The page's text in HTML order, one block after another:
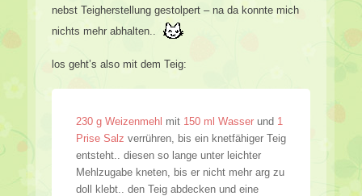
nebst Teigherstellung gestolpert – na da konnte mich
nichts mehr abhalten..
los geht’s also mit dem Teig:
230 g Weizenmehl mit 150 ml Wasser und 1
Prise Salz verrühren, bis ein knetfähiger Teig
entsteht.. diesen so lange unter leichter
Mehlzugabe kneten, bis er nicht mehr arg zu
doll klebt.. den Teig abdecken und eine